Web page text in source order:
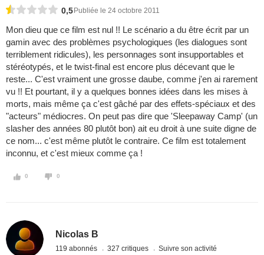
0,5 Publiée le 24 octobre 2011
Mon dieu que ce film est nul !! Le scénario a du être écrit par un
gamin avec des problèmes psychologiques (les dialogues sont
terriblement ridicules), les personnages sont insupportables et
stéréotypés, et le twist-final est encore plus décevant que le
reste... C'est vraiment une grosse daube, comme j'en ai rarement
vu !! Et pourtant, il y a quelques bonnes idées dans les mises à
morts, mais même ça c'est gâché par des effets-spéciaux et des
"acteurs" médiocres. On peut pas dire que 'Sleepaway Camp' (un
slasher des années 80 plutôt bon) ait eu droit à une suite digne de
ce nom... c'est même plutôt le contraire. Ce film est totalement
inconnu, et c'est mieux comme ça !
0 0
Nicolas B
119 abonnés 327 critiques Suivre son activité